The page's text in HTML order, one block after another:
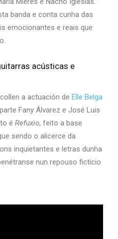
banda e conta cunha das
emocionantes e reais que
acústicas e
a actuación de Elle Belga
Fany Álvarez e José Luis
é Refuxio, feito a base
sendo o alicerce da
inquietantes e letras dunha
nun repouso ficticio